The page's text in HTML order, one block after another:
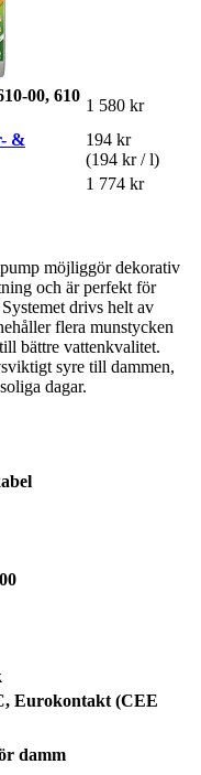
00, 610
1 580 kr
&
194 kr
(194 kr / l)
1 774 kr
möjliggör dekorativ
och är perfekt för
drivs helt av
flera munstycken
bättre vattenkvalitet.
syre till dammen,
dagar.
Eurokontakt (CEE
damm